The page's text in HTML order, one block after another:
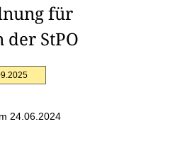
für
StPO
24.06.2024